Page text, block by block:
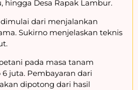
hingga Desa Rapak Lambur.
dari menjalankan
Sukirno menjelaskan teknis
pada masa tanam
6 juta. Pembayaran dari
dipotong dari hasil